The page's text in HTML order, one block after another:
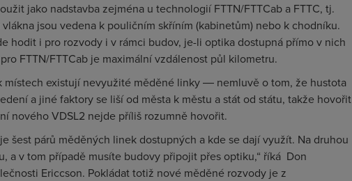
jako nadstavba zejména u technologií FTTN/FTTCab a FTTC, tj.
jsou vedena k pouličním skříním (kabinetům) nebo k chodníku.
hodit i pro rozvody i v rámci budov, je-li optika dostupná přímo v nich
FTTN/FTTCab je maximální vzdálenost půl kilometru.
místech existují nevyužité měděné linky ― nemluvě o tom, že hustota
a jiné faktory se liší od města k městu a stát od státu, takže hovořit
nového VDSL2 nejde příliš rozumně hovořit.
šest párů měděných linek dostupných a kde se dají využít. Na druhou
a v tom případě musíte budovy připojit přes optiku,“ říká Don
Ericcson. Pokládat totiž nové měděné rozvody je z